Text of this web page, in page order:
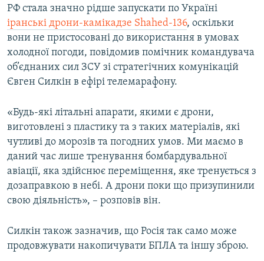
Усі сайти RFE/RL
РФ стала значно рідше запускати по Україні
іранські дрони-камікадзе Shahed-136, оскільки
вони не пристосовані до використання в умовах
холодної погоди, повідомив помічник командувача
об’єднаних сил ЗСУ зі стратегічних комунікацій
Євген Силкін в ефірі телемарафону.
«Будь-які літальні апарати, якими є дрони,
виготовлені з пластику та з таких матеріалів, які
чутливі до морозів та погодних умов. Ми маємо в
даний час лише тренування бомбардувальної
авіації, яка здійснює переміщення, яке тренується з
дозаправкою в небі. А дрони поки що призупинили
свою діяльність», – розповів він.
Силкін також зазначив, що Росія так само може
продовжувати накопичувати БПЛА та іншу зброю.